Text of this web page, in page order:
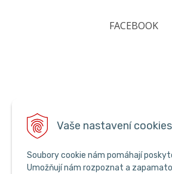
Vaše nastavení cookies
Soubory cookie nám pomáhají
Umožňují nám rozpoznat a
FACEBOOK